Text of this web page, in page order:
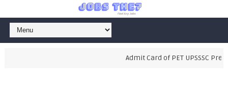
Admit Card of PET UPSSSC